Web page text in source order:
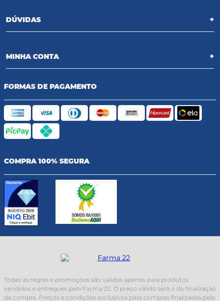
DÚVIDAS +
MINHA CONTA +
FORMAS DE PAGAMENTO
COMPRA 100% SEGURA
Todas as regras e promoções são válidas apenas para produtos
vendidos e entregues pela Farma 22. O preço válido será o da finalização
da compra. Preços e condições exclusivos para compras finalizadas pelo